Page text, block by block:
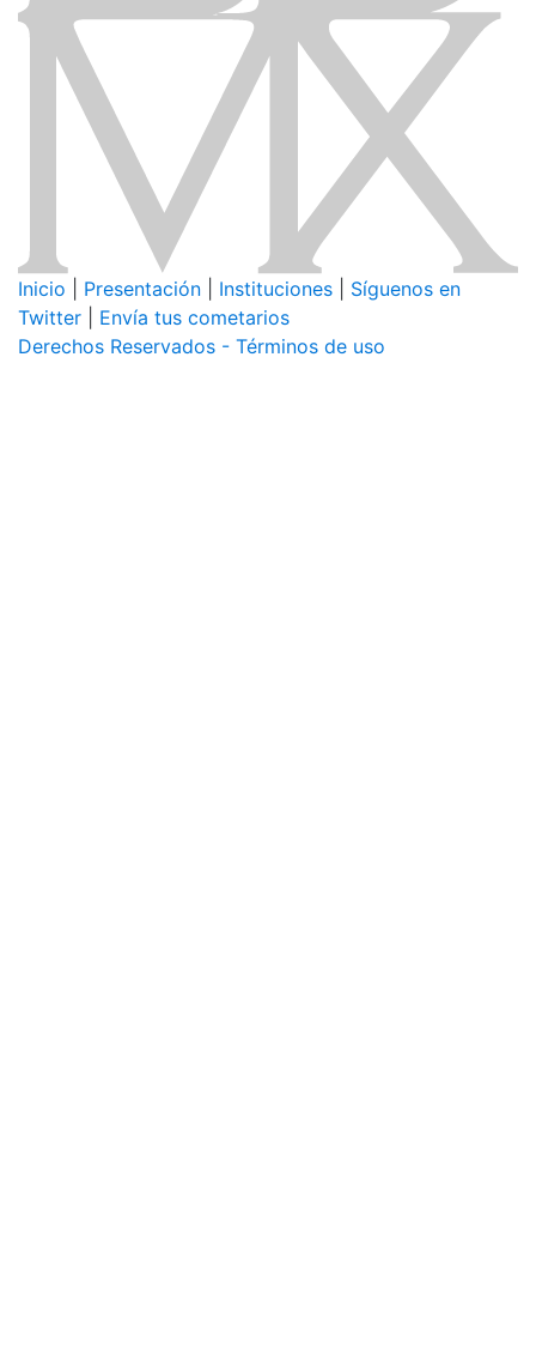
Inicio Presentación Instituciones
Síguenos en
Twitter
Envía tus cometarios
Derechos Reservados - Términos de uso